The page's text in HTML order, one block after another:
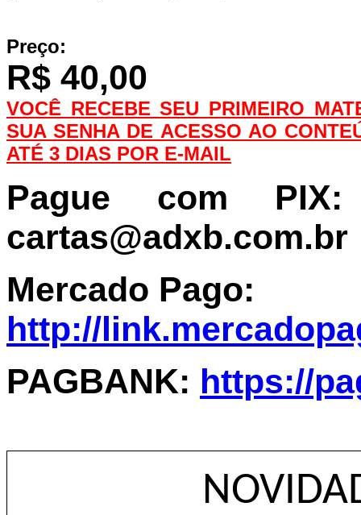
Preço:
R$ 40,00
VOCÊ RECEBE SEU PRIMEIRO
SUA SENHA DE ACESSO AO
ATÉ 3 DIAS POR E-MAIL
Pague com
cartas@adxb.com.br
Mercado Pago:
http://
PAGBANK: https://